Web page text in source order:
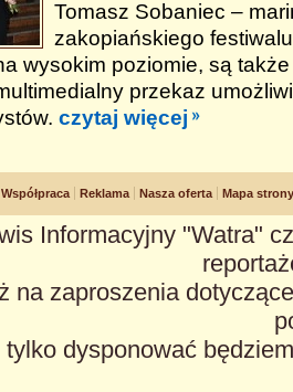
Tomasz Sobaniec –
zakopiańskiego
wysokim poziomie, są
przekaz
czytaj więcej
Współpraca Reklama Nasza oferta Mapa strony
Informacyjny "Watra"
na zaproszenia
tylko dysponować